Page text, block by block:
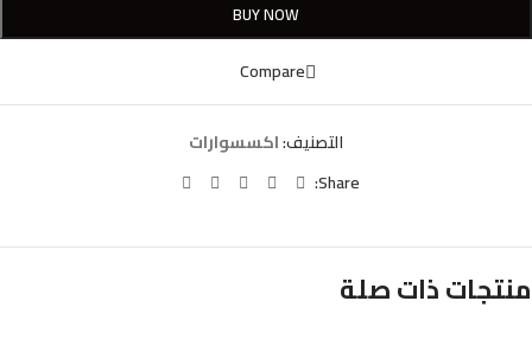
BUY NOW
Compare
التصنيف:اكسسوارات
Share:
منتجات ذات صلة